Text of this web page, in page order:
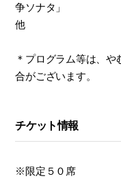
争ソナタ」
他
＊プログラム等は、
合がございます。
チケット情報
※限定５０席